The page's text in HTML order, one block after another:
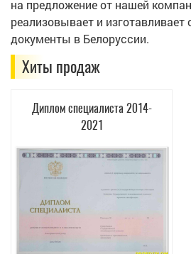
на предложение от нашей
реализовывает и изготавливает
документы в Белоруссии.
Хиты продаж
Диплом специалиста 2014-
2021